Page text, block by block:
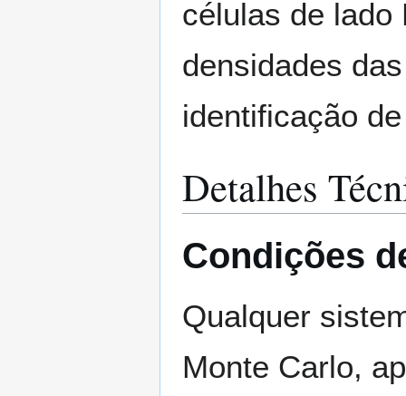
células de lado
densidades
identificação
Detalhes
Condições
Qualquer
Monte Carlo,